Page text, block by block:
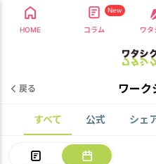
HOME
New
コラム ワタ
戻る ワーク
すべて 公式 シェ